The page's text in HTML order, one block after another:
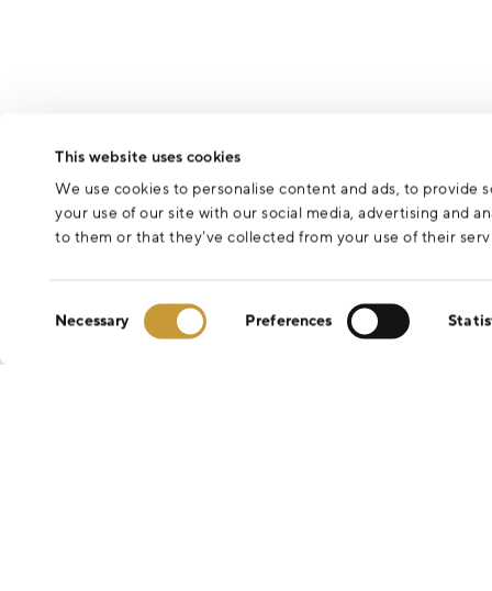
This website uses cookies
We use cookies to personalise content and ads, to provide
your use of our site with our social media, advertising and
to them or that they’ve collected from your use of their
Necessary Preferences